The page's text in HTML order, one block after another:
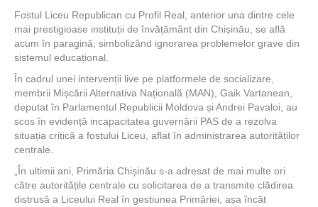
Fostul Liceu Republican cu Profil Real, anterior una dintre cele
mai prestigioase instituții de învățământ din Chișinău, se află
acum în paragină, simbolizând ignorarea problemelor grave din
sistemul educațional.
În cadrul unei intervenții live pe platformele de socializare,
membrii Mișcării Alternativa Națională (MAN), Gaik Vartanean,
deputat în Parlamentul Republicii Moldova și Andrei Pavaloi, au
scos în evidență incapacitatea guvernării PAS de a rezolva
situația critică a fostului Liceu, aflat în administrarea autorităților
centrale.
„În ultimii ani, Primăria Chișinău s-a adresat de mai multe ori
către autoritățile centrale cu solicitarea de a transmite clădirea
distrusă a Liceului Real în gestiunea Primăriei, așa încât